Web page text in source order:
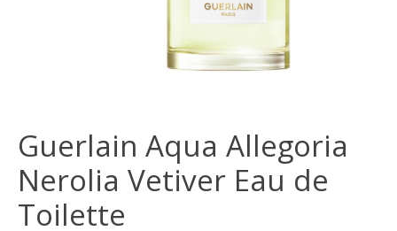
Guerlain Aqua Allegoria
Nerolia Vetiver Eau de
Toilette